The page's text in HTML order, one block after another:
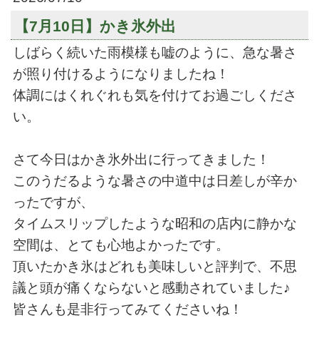
【7月10日】かき氷外出
しばらく続いた雨模様も嘘のように、急な暑さ
が照り付けるようになりましたね！
体調にはくれぐれも気を付けてお過ごしくださ
い。
さて今日はかき氷外出に行ってきました！
このうだるような暑さの中道中は日差しが辛か
ったですが、
タイムスリップしたような昭和の店内に静かな
空間は、とても心地よかったです。
頂いたかき氷はどれも美味しいと評判で、不思
議と頭が痛くならないと感動されていました♪
皆さんも是非行ってみてくださいね！